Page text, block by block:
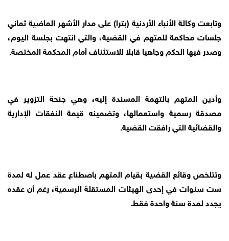
وتابعت وكالة الأنباء الأردنية (بترا) على مدار الأشهر الماضية ثماني
جلسات محاكمة للمتهم في القضية، والتي انتهت بجلسة اليوم،
وصدر فيها الحكم وجاهيا قابلا للاستئناف أمام المحكمة المختصة.
وأدين المتهم بالتهمة المسندة إليه، وهي جنحة التزوير في
مصدقة رسمية واستعمالها، وتضمينه قيمة النفقات الإدارية
والقضائية التي رافقت القضية.
وتتلخص وقائع القضية بقيام المتهم باصطناع عقد عمل له لمدة
ست سنوات في إحدى الهيئات المستقلة الرسمية، رغم أن عقده
يجدد لمدة سنة واحدة فقط.